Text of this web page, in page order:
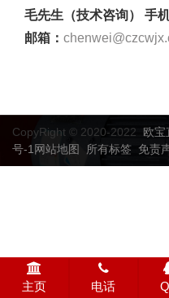
毛先生（技术咨询） 手机
邮箱：
CopyRight © 2020-2022 欧宝
号-1 网站地图 所有标签 免责
主页 电话